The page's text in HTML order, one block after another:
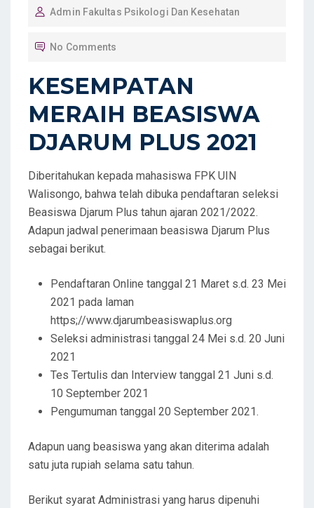
S
O
Admin Fakultas Psikologi Dan Kesehatan
No Comments
KESEMPATAN
MERAIH BEASISWA
DJARUM PLUS 2021
Diberitahukan kepada mahasiswa FPK UIN
Walisongo, bahwa telah dibuka pendaftaran seleksi
Beasiswa Djarum Plus tahun ajaran 2021/2022.
Adapun jadwal penerimaan beasiswa Djarum Plus
sebagai berikut.
Pendaftaran Online tanggal 21 Maret s.d. 23 Mei
2021 pada laman
https;//www.djarumbeasiswaplus.org
Seleksi administrasi tanggal 24 Mei s.d. 20 Juni
2021
Tes Tertulis dan Interview tanggal 21 Juni s.d.
10 September 2021
Pengumuman tanggal 20 September 2021.
Adapun uang beasiswa yang akan diterima adalah
satu juta rupiah selama satu tahun.
Berikut syarat Administrasi yang harus dipenuhi